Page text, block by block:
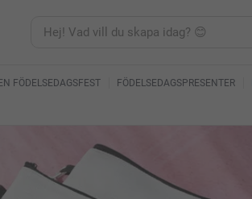
FÖDELSEDAGSFEST FÖDELSEDAGSPRESENTER